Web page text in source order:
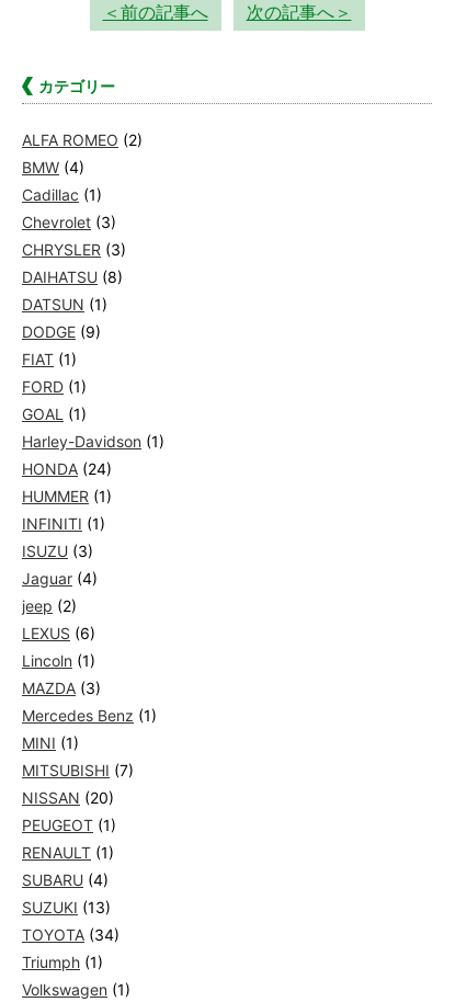
＜前の記事へ 次の記事へ＞
カテゴリー
ALFA ROMEO (2)
BMW (4)
Cadillac (1)
Chevrolet (3)
CHRYSLER (3)
DAIHATSU (8)
DATSUN (1)
DODGE (9)
FIAT (1)
FORD (1)
GOAL (1)
Harley-Davidson (1)
HONDA (24)
HUMMER (1)
INFINITI (1)
ISUZU (3)
Jaguar (4)
jeep (2)
LEXUS (6)
Lincoln (1)
MAZDA (3)
Mercedes Benz (1)
MINI (1)
MITSUBISHI (7)
NISSAN (20)
PEUGEOT (1)
RENAULT (1)
SUBARU (4)
SUZUKI (13)
TOYOTA (34)
Triumph (1)
Volkswagen (1)